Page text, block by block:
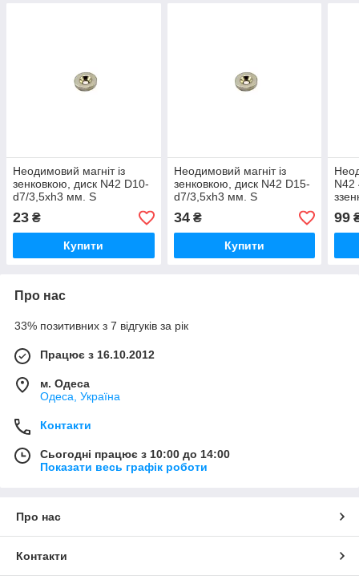
Неодимовий магніт із
зенковкою, диск N42 D10-
d7/3,5хh3 мм. S
23 ₴
Купити
Неодимовий магніт із
зенковкою, диск N42 D15-
d7/3,5хh3 мм. S
34₴
Купити
N42
99
Про нас
33% позитивних з 7 відгуків за рік
Працює з 16.10.2012
м. Одеса
Одеса, Україна
Контакти
Сьогодні працює з 10:00 до 14:00
Показати весь графік роботи
Про нас
Контакти